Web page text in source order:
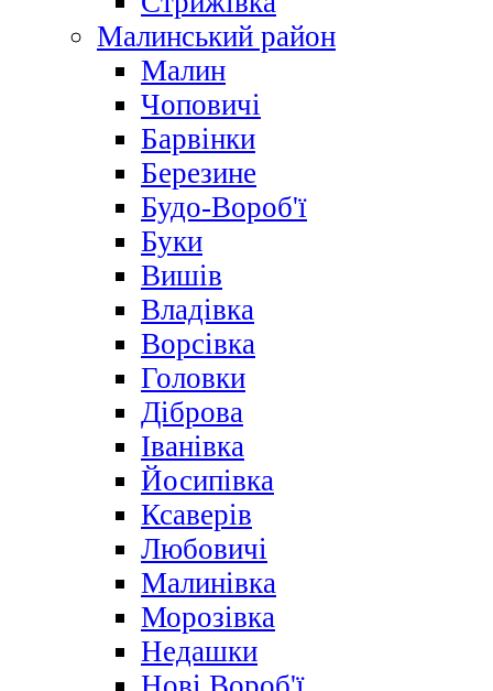
Малинський район
Малин
Чоповичі
Барвінки
Березине
Будо-Вороб'ї
Буки
Вишів
Владівка
Ворсівка
Головки
Діброва
Іванівка
Йосипівка
Ксаверів
Любовичі
Малинівка
Морозівка
Недашки